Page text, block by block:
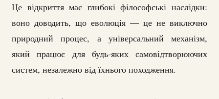
Це відкриття має глибокі філософські наслідки:
воно доводить, що еволюція — це не виключно
природний процес, а універсальний механізм,
який працює для будь-яких самовідтворюючих
систем, незалежно від їхнього походження.